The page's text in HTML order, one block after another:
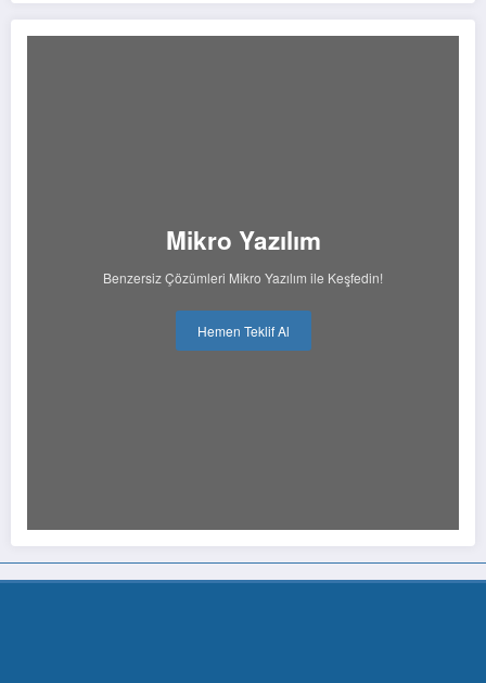
Mikro Yazılım
Benzersiz Çözümleri Mikro Yazılım ile Keşfedin!
Hemen Teklif Al